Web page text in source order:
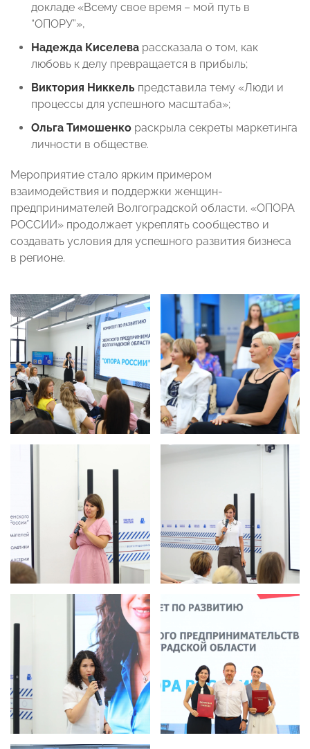
докладе «Всему свое время – мой путь в
“ОПОРУ”»,
Надежда Киселева рассказала о том, как
любовь к делу превращается в прибыль;
Виктория Никкель представила тему «Люди и
процессы для успешного масштаба»;
Ольга Тимошенко раскрыла секреты маркетинга
личности в обществе.
Мероприятие стало ярким примером
взаимодействия и поддержки женщин-
предпринимателей Волгоградской области. «ОПОРА
РОССИИ» продолжает укреплять сообщество и
создавать условия для успешного развития бизнеса
в регионе.